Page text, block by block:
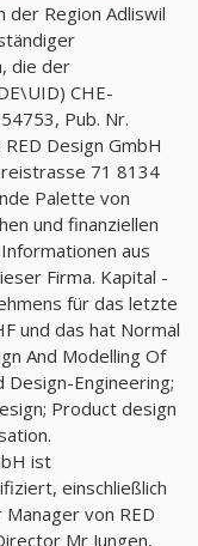
der Region Adliswil
die der
CHE-
Pub. Nr.
Design GmbH
71 8134
Palette von
und finanziellen
aus
Firma. Kapital -
für das letzte
und das hat Normal
And Modelling Of
Engineering;
Product design
ist
einschließlich
von RED
Mr Jungen,